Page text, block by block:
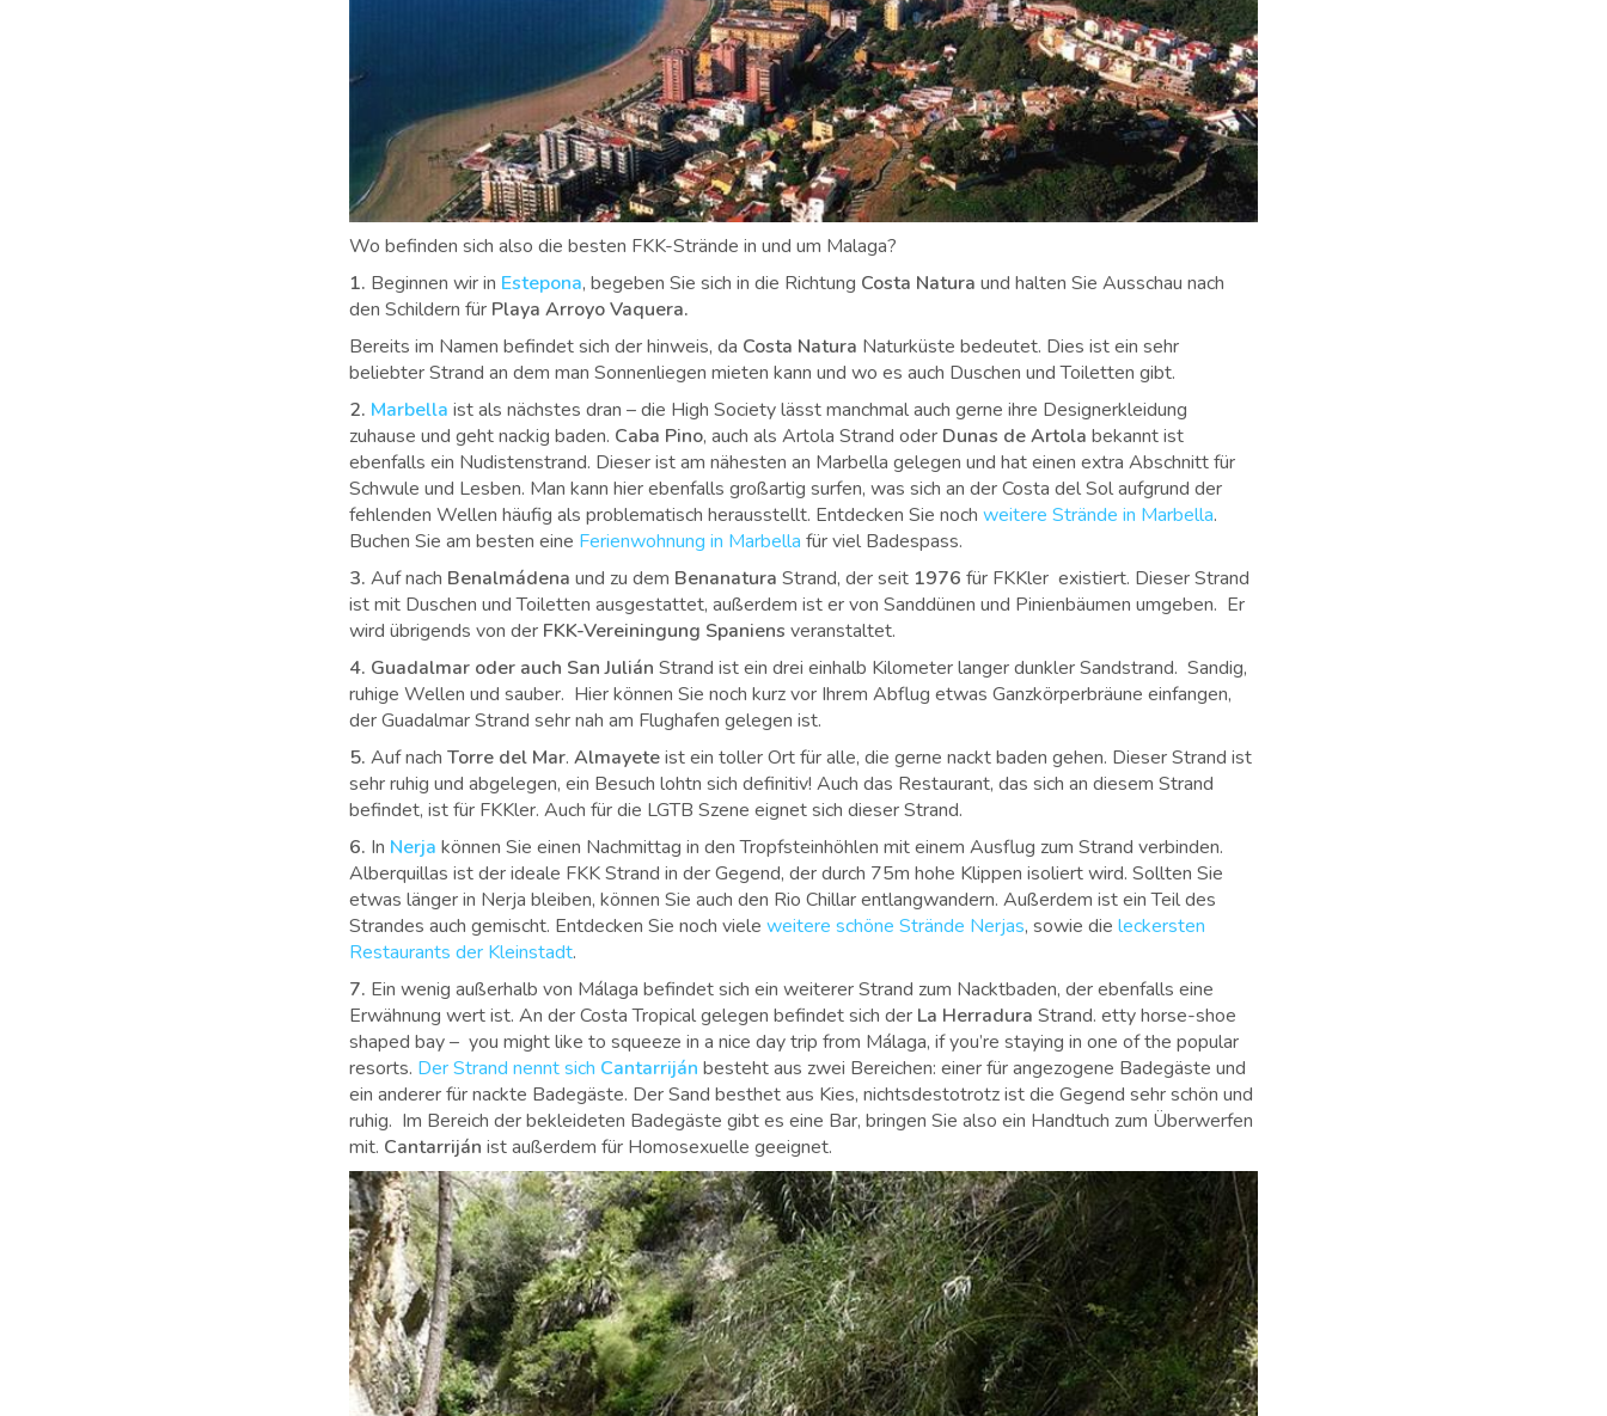
Wo befinden sich also die besten FKK-Strände in und um Malaga?
1. Beginnen wir in Estepona, begeben Sie sich in die Richtung Costa Natura und halten Sie Ausschau nach
den Schildern für Playa Arroyo Vaquera.
Bereits im Namen befindet sich der hinweis, da Costa Natura Naturküste bedeutet. Dies ist ein sehr
beliebter Strand an dem man Sonnenliegen mieten kann und wo es auch Duschen und Toiletten gibt.
2. Marbella ist als nächstes dran – die High Society lässt manchmal auch gerne ihre Designerkleidung
zuhause und geht nackig baden. Caba Pino, auch als Artola Strand oder Dunas de Artola bekannt ist
ebenfalls ein Nudistenstrand. Dieser ist am nähesten an Marbella gelegen und hat einen extra Abschnitt für
Schwule und Lesben. Man kann hier ebenfalls großartig surfen, was sich an der Costa del Sol aufgrund der
fehlenden Wellen häufig als problematisch herausstellt. Entdecken Sie noch weitere Strände in Marbella.
Buchen Sie am besten eine Ferienwohnung in Marbella für viel Badespass.
3. Auf nach Benalmádena und zu dem Benanatura Strand, der seit 1976 für FKKler existiert. Dieser Strand
ist mit Duschen und Toiletten ausgestattet, außerdem ist er von Sanddünen und Pinienbäumen umgeben. Er
wird übrigends von der FKK-Vereiningung Spaniens veranstaltet.
4. Guadalmar oder auch San Julián Strand ist ein drei einhalb Kilometer langer dunkler Sandstrand. Sandig,
ruhige Wellen und sauber. Hier können Sie noch kurz vor Ihrem Abflug etwas Ganzkörperbräune einfangen,
der Guadalmar Strand sehr nah am Flughafen gelegen ist.
5. Auf nach Torre del Mar. Almayeteist ein toller Ort für alle, die gerne nackt baden gehen. Dieser Strand ist
sehr ruhig und abgelegen, ein Besuch lohtn sich definitiv! Auch das Restaurant, das sich an diesem Strand
befindet, ist für FKKler. Auch für die LGTB Szene eignet sich dieser Strand.
6. In Nerja können Sie einen Nachmittag in den Tropfsteinhöhlen mit einem Ausflug zum Strand verbinden.
Alberquillas ist der ideale FKK Strand in der Gegend, der durch 75m hohe Klippen isoliert wird. Sollten Sie
etwas länger in Nerja bleiben, können Sie auch den Rio Chillar entlangwandern. Außerdem ist ein Teil des
Strandes auch gemischt. Entdecken Sie noch viele weitere schöne Strände Nerjas, sowie die leckersten
Restaurants der Kleinstadt.
7. Ein wenig außerhalb von Málaga befindet sich ein weiterer Strand zum Nacktbaden, der ebenfalls eine
Erwähnung wert ist. An der Costa Tropical gelegen befindet sich der La Herradura Strand. etty horse-shoe
shaped bay – you might like to squeeze in a nice day trip from Málaga, if you’re staying in one of the popular
resorts. Der Strand nennt sich Cantarriján besteht aus zwei Bereichen: einer für angezogene Badegäste und
ein anderer für nackte Badegäste. Der Sand besthet aus Kies, nichtsdestotrotz ist die Gegend sehr schön und
ruhig. Im Bereich der bekleideten Badegäste gibt es eine Bar, bringen Sie also ein Handtuch zum Überwerfen
mit. Cantarriján ist außerdem für Homosexuelle geeignet.